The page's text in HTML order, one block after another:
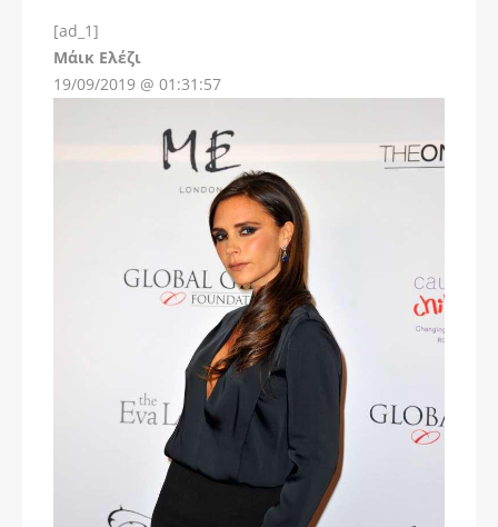
[ad_1]
Μάικ Ελέζι
19/09/2019 @ 01:31:57